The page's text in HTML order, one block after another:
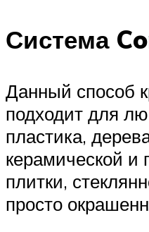
Система
Данный способ
подходит для
пластика,
керамической и
плитки,
просто